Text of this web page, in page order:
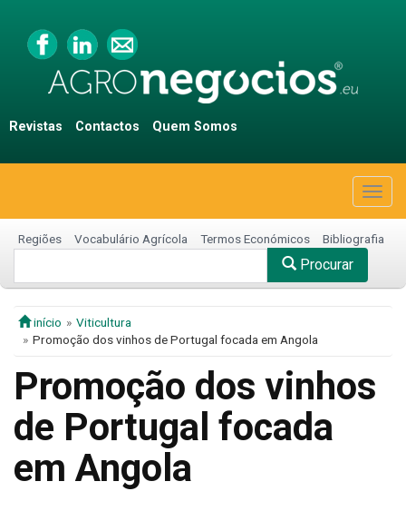
Revistas Contactos Quem Somos
Regiões Vocabulário Agrícola Termos Económicos Bibliografia
Procurar
início
Viticultura
Promoção dos vinhos de Portugal focada em Angola
Promoção dos vinhos
de Portugal focada
em Angola